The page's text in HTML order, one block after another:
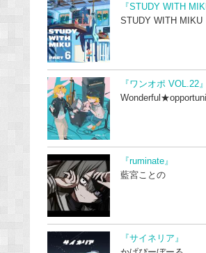
『STUDY WITH
STUDY WITH MIKU
『ワンオポ VOL.22』
『ruminate』
藍宮ことの
『サイネリア』